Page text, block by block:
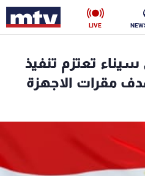
LIVE
تعتزم تنفيذ
مقرات الاجهزة
فن
رياضة